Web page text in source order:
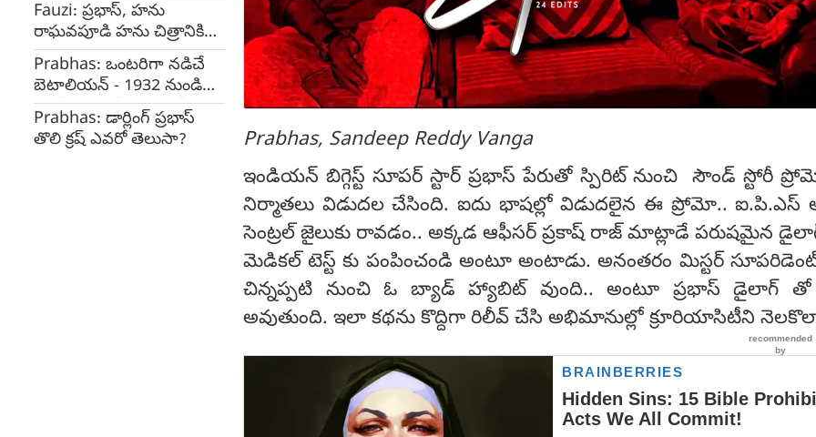
Fauzi: ప్రభాస్, హను
రాఘవపూడి హను చిత్రానికి
ఫౌజీ ఖరారు
Prabhas: ఒంటరిగా నడిచే
బెటాలియన్ - 1932 నుండి
మోస్ట్ వాంటెడ్ గా ప్రభాస్
Prabhas: డార్లింగ్ ప్రభాస్
తొలి క్రష్ ఎవరో తెలుసా?
Prabhas, Sandeep Reddy Vanga
ఇండియన్ బిగ్గెస్ట్ సూపర్ స్టార్ ప్రభాస్ పేరుతో స్పిరిట్ నుంచి సౌండ్ స్టోరీ
నిర్మాతలు విడుదల చేసింది. ఐదు భాషల్లో విడుదలైన ఈ ప్రోమో.. ఐ.పి.ఎస్
సెంట్రల్ జైలుకు రావడం.. అక్కడ ఆఫీసర్ ప్రకాష్ రాజ్ మాట్లాడే పరుషమైన
మెడికల్ టెస్ట్ కు పంపించండి అంటూ అంటాడు. అనంతరం మిస్టర్
చిన్నప్పటి నుంచి ఓ బ్యాడ్ హ్యాబిట్ వుంది.. అంటూ ప్రభాస్ డైలాగ్
అవుతుంది. ఇలా కథను కొద్దిగా రిలీవ్ చేసి అభిమానుల్లో క్రూరియాసిటీని